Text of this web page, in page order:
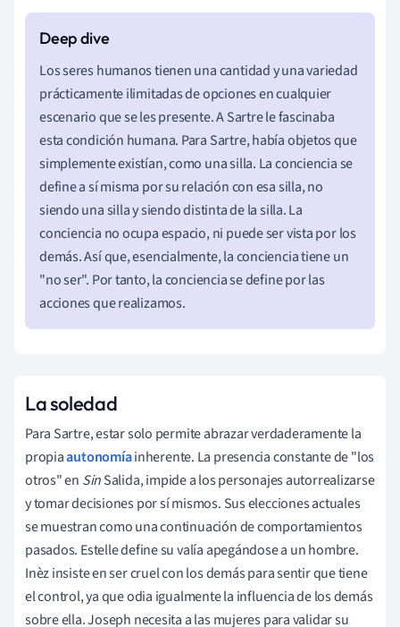
Los seres humanos tienen una cantidad y una variedad
prácticamente ilimitadas de opciones en cualquier
escenario que se les presente. A Sartre le fascinaba
esta condición humana. Para Sartre, había objetos que
simplemente existían, como una silla. La conciencia se
define a sí misma por su relación con esa silla, no
siendo una silla y siendo distinta de la silla. La
conciencia no ocupa espacio, ni puede ser vista por los
demás. Así que, esencialmente, la conciencia tiene un
"no ser". Por tanto, la conciencia se define por las
acciones que realizamos.
La soledad
Para Sartre, estar solo permite abrazar verdaderamente la
propiaautonomíainherente. La presencia constante de "los
otros" en SinSalida, impide a los personajes autorrealizarse
y tomar decisiones por sí mismos. Sus elecciones actuales
se muestran como una continuación de comportamientos
pasados. Estelle define su valía apegándose a un hombre.
Inèz insiste en ser cruel con los demás para sentir que tiene
el control, ya que odia igualmente la influencia de los demás
sobre ella. Joseph necesita a las mujeres para validar su